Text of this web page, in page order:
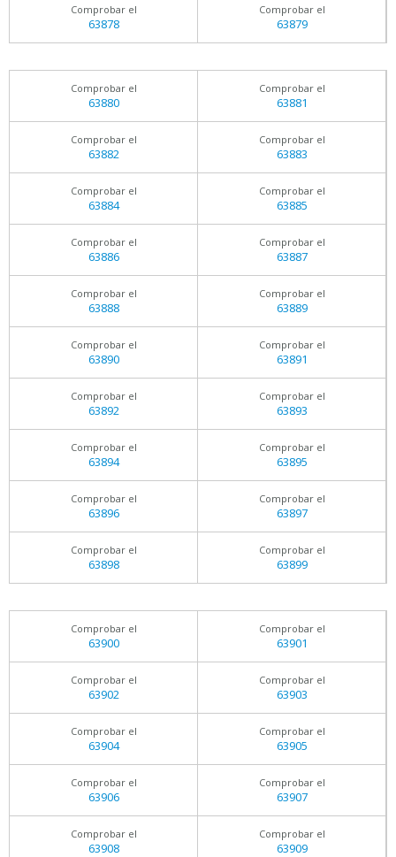
Comprobar el
63878
Comprobar el
63879
Comprobar el
63880
Comprobar el
63881
Comprobar el
63882
Comprobar el
63883
Comprobar el
63884
Comprobar el
63885
Comprobar el
63886
Comprobar el
63887
Comprobar el
63888
Comprobar el
63889
Comprobar el
63890
Comprobar el
63891
Comprobar el
63892
Comprobar el
63893
Comprobar el
63894
Comprobar el
63895
Comprobar el
63896
Comprobar el
63897
Comprobar el
63898
Comprobar el
63899
Comprobar el
63900
Comprobar el
63901
Comprobar el
63902
Comprobar el
63903
Comprobar el
63904
Comprobar el
63905
Comprobar el
63906
Comprobar el
63907
Comprobar el
63908
Comprobar el
63909